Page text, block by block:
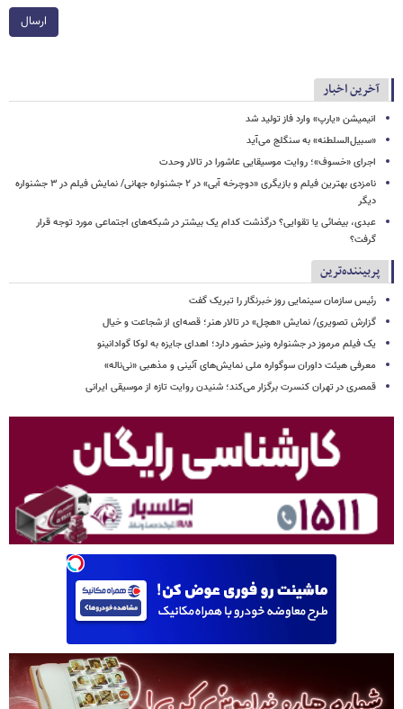
ارسال
آخرین اخبار
انیمیشن «یارپ» وارد فاز تولید شد
«سبیل‌السلطنه» به سنگلج می‌آید
اجرای «خسوف»؛ روایت موسیقایی عاشورا در تالار وحدت
نامزدی بهترین فیلم و بازیگری «دوچرخه آبی» در ۲ جشنواره جهانی/ نمایش فیلم در ۳ جشنواره
دیگر
عبدی، بیضائی یا تقوایی؟ درگذشت کدام یک بیشتر در شبکه‌های اجتماعی مورد توجه قرار
گرفت؟
پربیننده‌ترین
رئیس سازمان سینمایی روز خبرنگار را تبریک گفت
گزارش تصویری/ نمایش «هچل» در تالار هنر؛ قصه‌ای از شجاعت و خیال
یک فیلم مرموز در جشنواره ونیز حضور دارد؛ اهدای جایزه به لوکا گوادانینو
معرفی هیئت داوران سوگواره ملی نمایش‌های آئینی و مذهبی «نی‌ناله»
قمصری در تهران کنسرت برگزار می‌کند؛ شنیدن روایت تازه از موسیقی ایرانی